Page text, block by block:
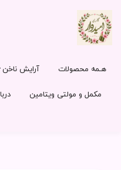
هـمه محصولات آرایش ناخن
مکمل و مولتی ویتامین